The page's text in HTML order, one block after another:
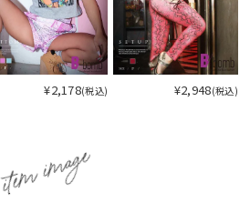
¥2,178(税込) ¥2,948(税込)
item image